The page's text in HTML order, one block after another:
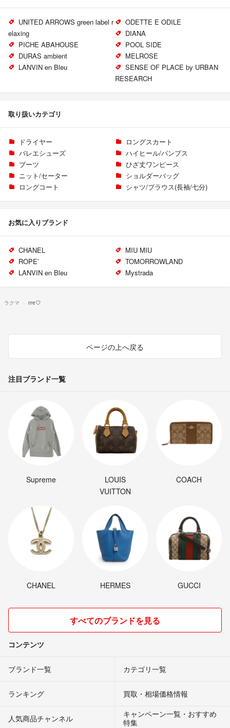
UNITED ARROWS green label r
elaxing
ODETTE E ODILE
DIANA
PICHE ABAHOUSE
POOL SIDE
DURAS ambient
MELROSE
LANVIN en Bleu
SENSE OF PLACE by URBAN
RESEARCH
取り扱いカテゴリ
ドライヤー
ロングスカート
バレエシューズ
ハイヒール/パンプス
ブーツ
ひざ丈ワンピース
ニット/セーター
ショルダーバッグ
ロングコート
シャツ/ブラウス(長袖/七分)
お気に入りブランド
CHANEL
MIU MIU
ROPE’
TOMORROWLAND
LANVIN en Bleu
Mystrada
ラクマ rre♡
ページの上へ戻る
注目ブランド一覧
Supreme
LOUIS
VUITTON
COACH
CHANEL HERMES GUCCI
すべてのブランドを見る
コンテンツ
ブランド一覧 カテゴリ一覧
ランキング 買取・相場価格情報
人気商品チャンネル
キャンペーン一覧・おすすめ
特集